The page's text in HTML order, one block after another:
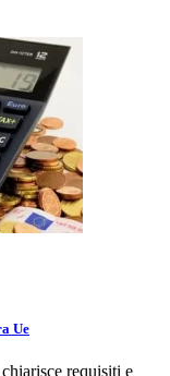
Ue
requisiti e